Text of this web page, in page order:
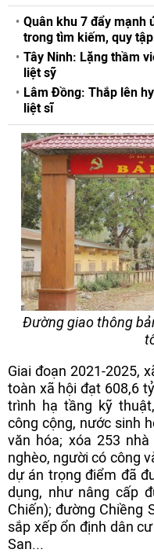
Quân khu 7 đẩy mạnh
trong tìm kiếm, quy
Tây Ninh: Lặng thầm
liệt sỹ
Lâm Đồng: Thắp lên
liệt sĩ
Đường giao thông
Giai đoạn 2021-2025,
toàn xã hội đạt 608,6
trình hạ tầng kỹ
công cộng, nước sinh
văn hóa; xóa 253
nghèo, người có công
dự án trọng điểm đã
dụng, như nâng cấp
Chiến); đường Chiềng
sắp xếp ổn định dân
San...